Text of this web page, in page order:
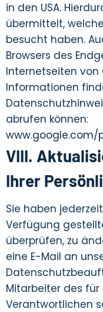
in den USA.
übermittelt,
besucht haben.
Browsers des
Internetseiten von
Informationen
abrufen können:
VIII.
Ihrer
Sie haben
Verfügung
überprüfen, zu
eine E-Mail an
Mitarbeiter des
Verantwortlichen